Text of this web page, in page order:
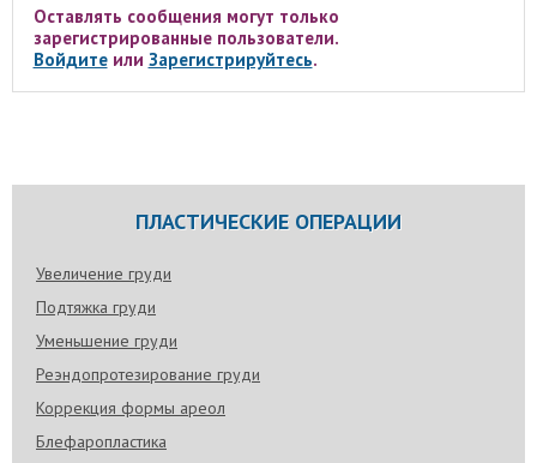
Оставлять сообщения могут только
зарегистрированные пользователи.
Войдитеили Зарегистрируйтесь.
ПЛАСТИЧЕСКИЕ ОПЕРАЦИИ
Увеличение груди
Подтяжка груди
Уменьшение груди
Реэндопротезирование груди
Коррекция формы ареол
Блефаропластика